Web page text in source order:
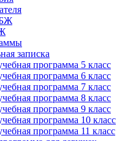
записка
программа 5 класс
программа 6 класс
программа 7 класс
программа 8 класс
программа 9 класс
программа 10 класс
программа 11 класс